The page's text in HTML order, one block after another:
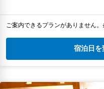
ご案内できるプランがありません
宿泊日を